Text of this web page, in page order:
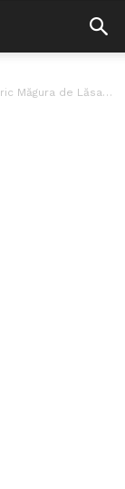
Secului la Sala de Nunți